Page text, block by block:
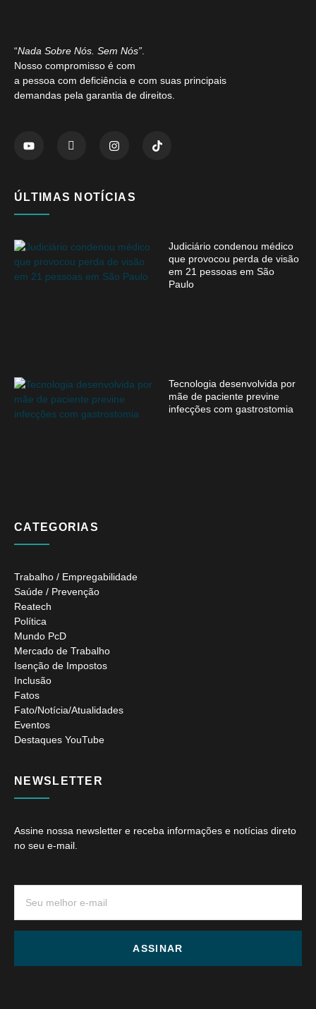
“Nada Sobre Nós. Sem Nós”
Nosso compromisso é com
a pessoa com deficiência e com suas principais
demandas pela garantia de direitos.
ÚLTIMAS NOTÍCIAS
Judiciário condenou médico
que provocou perda de visão
em 21 pessoas em São
Paulo
Tecnologia desenvolvida por
mãe de paciente previne
infecções com gastrostomia
CATEGORIAS
Trabalho / Empregabilidade
Saúde / Prevenção
Reatech
Política
Mundo PcD
Mercado de Trabalho
Isenção de Impostos
Inclusão
Fatos
Fato/Notícia/Atualidades
Eventos
Destaques YouTube
NEWSLETTER
Assine nossa newsletter e receba informações e notícias direto
no seu e-mail.
ASSINAR